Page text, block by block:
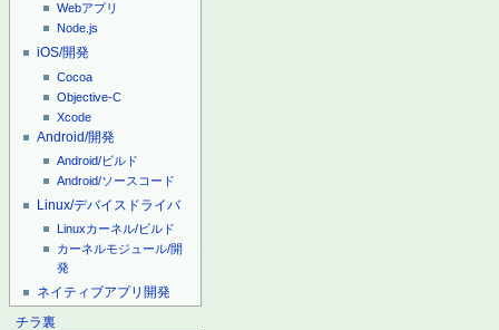
Webアプリ
Node.js
iOS/開発
Cocoa
Objective-C
Xcode
Android/開発
Android/ビルド
Android/ソースコード
Linux/デバイスドライバ
Linuxカーネル/ビルド
カーネルモジュール/開
発
ネイティブアプリ開発
チラ裏